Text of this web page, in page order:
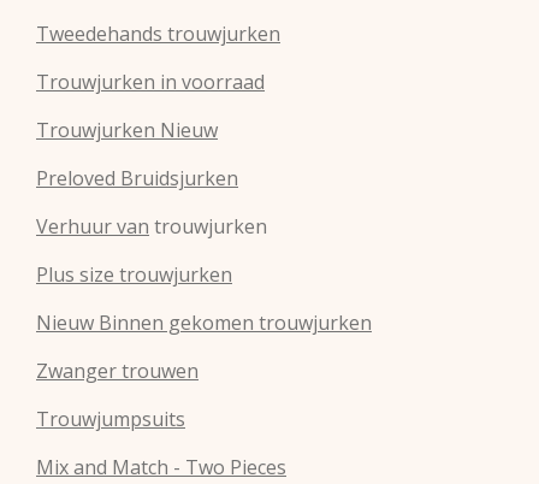
Tweedehands trouwjurken
Trouwjurken in voorraad
Trouwjurken Nieuw
Preloved Bruidsjurken
Verhuur van trouwjurken
Plus size trouwjurken
Nieuw Binnen gekomen trouwjurken
Zwanger trouwen
Trouwjumpsuits
Mix and Match - Two Pieces